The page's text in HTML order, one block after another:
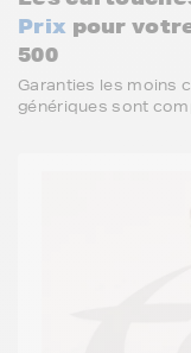
Prix pour
500
Garanties les moins
génériques sont